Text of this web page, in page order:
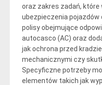
oraz zakres zadań, które
ubezpieczenia
polisy obejmujące
autocasco (AC) oraz
jak ochrona przed
mechanicznymi czy
Specyficzne potrzeby
elementów takich jak